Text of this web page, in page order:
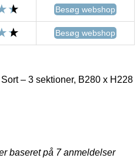
Besøg webshop
Besøg webshop
– 3 sektioner, B280 x H228
baseret på 7anmeldelser